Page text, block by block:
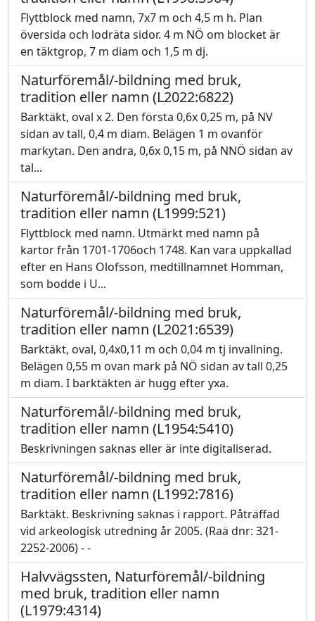
Flyttblock med namn, 7x7 m och 4,5 m h. Plan
översida och lodräta sidor. 4 m NÖ om blocket är
en täktgrop, 7 m diam och 1,5 m dj.
Naturföremål/-bildning med bruk,
tradition eller namn (L2022:6822)
Barktäkt, oval x 2. Den första 0,6x 0,25 m, på NV
sidan av tall, 0,4 m diam. Belägen 1 m ovanför
markytan. Den andra, 0,6x 0,15 m, på NNÖ sidan av
tal...
Naturföremål/-bildning med bruk,
tradition eller namn (L1999:521)
Flyttblock med namn. Utmärkt med namn på
kartor från 1701-1706och 1748. Kan vara uppkallad
efter en Hans Olofsson, medtillnamnet Homman,
som bodde i U...
Naturföremål/-bildning med bruk,
tradition eller namn (L2021:6539)
Barktäkt, oval, 0,4x0,11 m och 0,04 m tj invallning.
Belägen 0,55 m ovan mark på NÖ sidan av tall 0,25
m diam. I barktäkten är hugg efter yxa.
Naturföremål/-bildning med bruk,
tradition eller namn (L1954:5410)
Beskrivningen saknas eller är inte digitaliserad.
Naturföremål/-bildning med bruk,
tradition eller namn (L1992:7816)
Barktäkt. Beskrivning saknas i rapport. Påträffad
vid arkeologisk utredning år 2005. (Raä dnr: 321-
2252-2006) - -
Halvvägssten, Naturföremål/-bildning
med bruk, tradition eller namn
(L1979:4314)